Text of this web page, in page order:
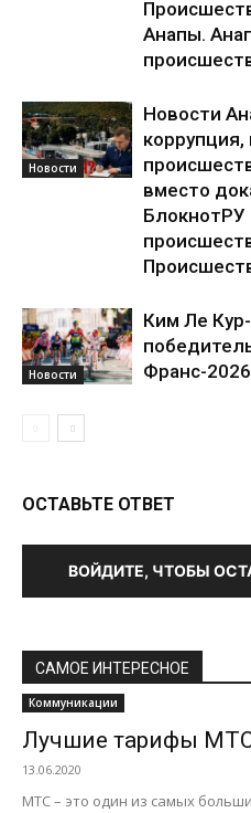
Анапы.
Новости
Новости
вместо
БлокнотРУ
Новости
Ким Ле
Франс-2026
ОСТАВЬТЕ ОТВЕТ
ВОЙДИТЕ, ЧТОБЫ
САМОЕ ИНТЕРЕСНОЕ
Коммуникации
Лучшие тарифы
13.06.2020
МТС – это один из самых